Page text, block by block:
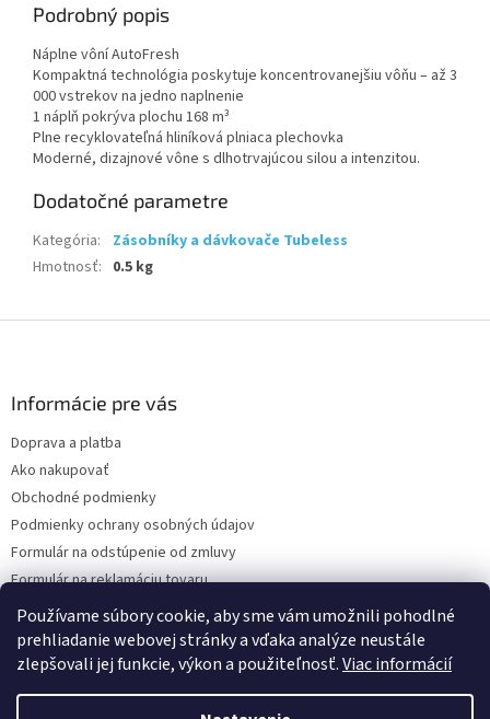
Používame súbory cookie, aby sme vám umožnili pohodlné
prehliadanie webovej stránky a vďaka analýze neustále
zlepšovali jej funkcie, výkon a použiteľnosť.Viac informácií
Podrobný popis
Náplne vôní AutoFresh
Kompaktná technológia poskytuje koncentrovanejšiu vôňu – až 3
000 vstrekov na jedno naplnenie
1 náplň pokrýva plochu 168 m³
Plne recyklovateľná hliníková plniaca plechovka
Moderné, dizajnové vône s dlhotrvajúcou silou a intenzitou.
Dodatočné parametre
Kategória:
Zásobníky a dávkovače Tubeless
Hmotnosť: 0.5 kg
Informácie pre vás
Doprava a platba
Ako nakupovať
Obchodné podmienky
Podmienky ochrany osobných údajov
Formulár na odstúpenie od zmluvy
Formulár na reklamáciu tovaru
Kontakty